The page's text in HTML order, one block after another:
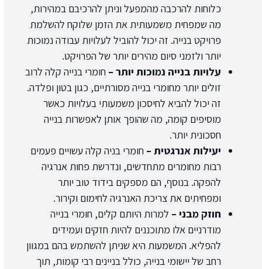
כלוחות להרכבה מהמפעל וניתן להרכיבם במהירות,
מה שמפחית משמעותית את הזמן שלוקח להשלמת
פרויקט בנייה. זה יכול להוביל לעלויות עבודה נמוכות
יותר ולזמני סיום מהירים יותר של הפרויקט.
עלויות בנייה נמוכות יותר – חומרי בנייה קלה לרוב
זולים יותר מחומרי בנייה מסורתיים, כגון בטון ופלדה.
זה יכול להביא לחיסכון משמעותי בעלויות כאשר
מוסיפים קומה, מה שהופך אותן לאפשרות בנייה
חסכונית יותר.
יעילות אנרגטית – חומרי בניה קלה עשויים פעמים
רבות מחומרים מתחדשים, ונדרשת פחות אנרגיה
להפקה. בנוסף, הם מספקים בידוד טוב יותר
ומפחיתים את צריכת האנרגיה לחימום וקירור.
חוזק מבני – למרות היותם קלים, חומרי בנייה
מודרניים אלו מתוכננים להיות חזקים ועמידים
להפליא. המשמעות היא שניתן להשתמש בהם במגוון
רחב של יישומי בנייה, כולל בניינים רבי קומות, תוך